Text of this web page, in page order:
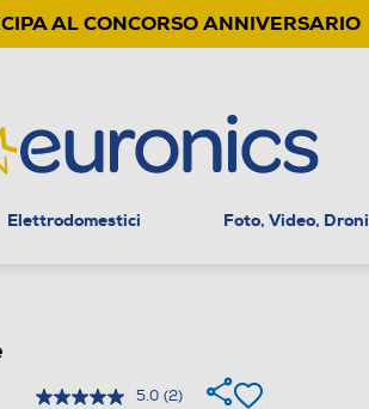
AL CONCORSO ANNIVERSARIO
Elettrodomestici Foto, Video, Droni
5.0 (2)